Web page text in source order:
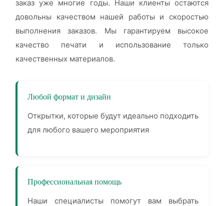
заказ уже многие годы. Наши клиенты остаются
довольны качеством нашей работы и скоростью
выполнения заказов. Мы гарантируем высокое
качество печати и использование только
качественных материалов.
Любой формат и дизайн
Открытки, которые будут идеально подходить
для любого вашего мероприятия
Профессиональная помощь
Наши специалисты помогут вам выбрать